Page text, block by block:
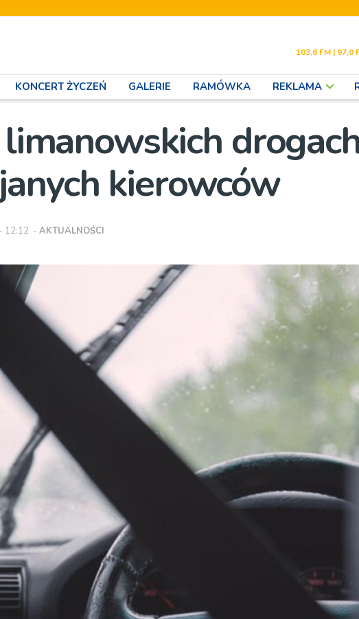
103,6 FM | 97,0
KONCERT ŻYCZEŃ GALERIE RAMÓWKA REKLAMA
kierowców
12:12 - AKTUALNOŚCI